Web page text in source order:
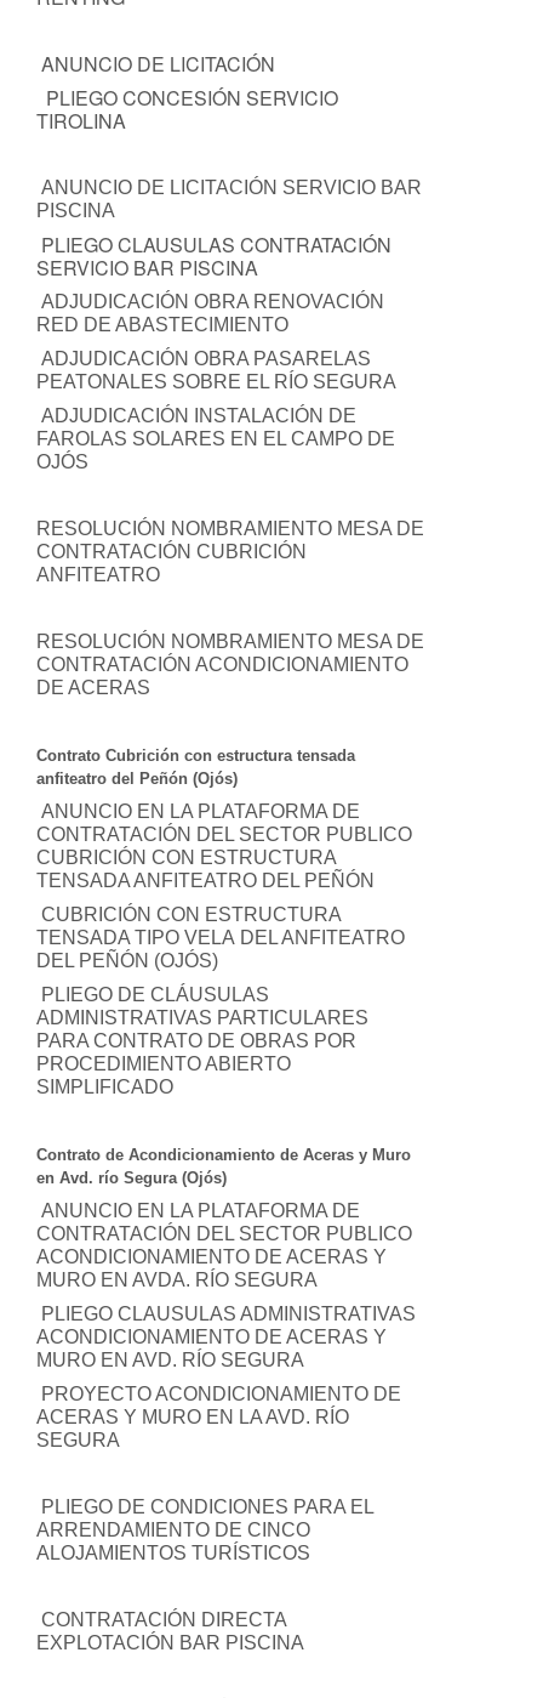
ANUNCIO DE LICITACIÓN
PLIEGO CONCESIÓN SERVICIO
TIROLINA
ANUNCIO DE LICITACIÓN SERVICIO BAR
PISCINA
PLIEGO CLAUSULAS CONTRATACIÓN
SERVICIO BAR PISCINA
ADJUDICACIÓN OBRA RENOVACIÓN
RED DE ABASTECIMIENTO
ADJUDICACIÓN OBRA PASARELAS
PEATONALES SOBRE EL RÍO SEGURA
ADJUDICACIÓN INSTALACIÓN DE
FAROLAS SOLARES EN EL CAMPO DE
OJÓS
RESOLUCIÓN NOMBRAMIENTO MESA DE
CONTRATACIÓN CUBRICIÓN
ANFITEATRO
RESOLUCIÓN NOMBRAMIENTO MESA DE
CONTRATACIÓN ACONDICIONAMIENTO
DE ACERAS
Contrato Cubrición con estructura tensada
anfiteatro del Peñón (Ojós)
ANUNCIO EN LA PLATAFORMA DE
CONTRATACIÓN DEL SECTOR PUBLICO
CUBRICIÓN CON ESTRUCTURA
TENSADA ANFITEATRO DEL PEÑÓN
CUBRICIÓN CON ESTRUCTURA
TENSADA TIPO VELA DEL ANFITEATRO
DEL PEÑÓN (OJÓS)
PLIEGO DE CLÁUSULAS
ADMINISTRATIVAS PARTICULARES
PARA CONTRATO DE OBRAS POR
PROCEDIMIENTO ABIERTO
SIMPLIFICADO
Contrato de Acondicionamiento de Aceras y Muro
en Avd. río Segura (Ojós)
ANUNCIO EN LA PLATAFORMA DE
CONTRATACIÓN DEL SECTOR PUBLICO
ACONDICIONAMIENTO DE ACERAS Y
MURO EN AVDA. RÍO SEGURA
PLIEGO CLAUSULAS ADMINISTRATIVAS
ACONDICIONAMIENTO DE ACERAS Y
MURO EN AVD. RÍO SEGURA
PROYECTO ACONDICIONAMIENTO DE
ACERAS Y MURO EN LA AVD. RÍO
SEGURA
PLIEGO DE CONDICIONES PARA EL
ARRENDAMIENTO DE CINCO
ALOJAMIENTOS TURÍSTICOS
CONTRATACIÓN DIRECTA
EXPLOTACIÓN BAR PISCINA